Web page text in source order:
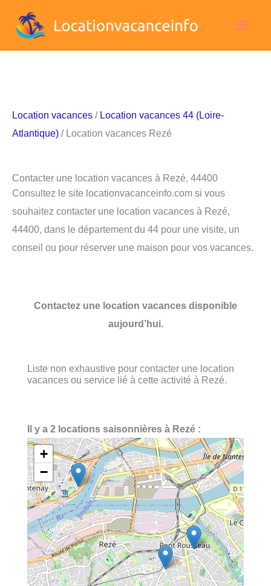
Location vacances / Location vacances 44 (Loire-
Atlantique) / Location vacances Rezé
Contacter une location vacances à Rezé, 44400
Consultez le site locationvacanceinfo.com si vous
souhaitez contacter une location vacances à Rezé,
44400, dans le département du 44 pour une visite, un
conseil ou pour réserver une maison pour vos vacances.
Contactez une location vacances disponible
aujourd’hui.
Liste non exhaustive pour contacter une location
vacances ou service lié à cette activité à Rezé.
Il y a 2 locations saisonnières à Rezé :
+
−